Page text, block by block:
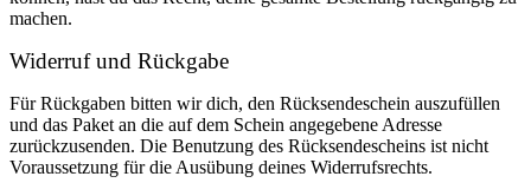
machen.
Widerruf und Rückgabe
Für Rückgaben bitten wir dich, den Rücksendeschein auszufüllen
und das Paket an die auf dem Schein angegebene Adresse
zurückzusenden. Die Benutzung des Rücksendescheins ist nicht
Voraussetzung für die Ausübung deines Widerrufsrechts.